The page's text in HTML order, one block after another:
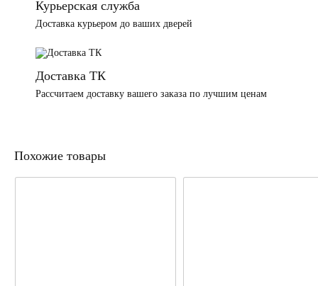
Курьерская служба
Доставка курьером до ваших дверей
Доставка ТК
Рассчитаем доставку вашего заказа по лучшим ценам
Похожие товары